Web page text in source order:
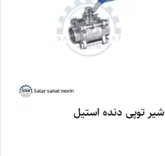
شیر توپی دنده استیل